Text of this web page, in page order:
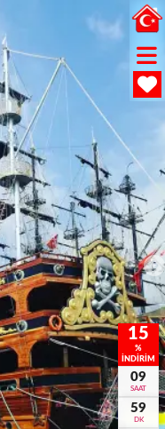
15
%
İNDİRİM
09
SAAT
59
DK